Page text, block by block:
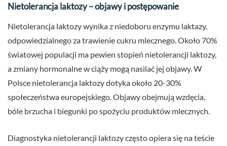
Nietolerancja laktozy – objawy i postępowanie
Nietolerancja laktozy wynika z niedoboru enzymu laktazy,
odpowiedzialnego za trawienie cukru mlecznego. Około 70%
światowej populacji ma pewien stopień nietolerancji laktozy,
a zmiany hormonalne w ciąży mogą nasilać jej objawy. W
Polsce nietolerancja laktozy dotyka około 20-30%
społeczeństwa europejskiego. Objawy obejmują wzdęcia,
bóle brzucha i biegunki po spożyciu produktów mlecznych.
Diagnostyka nietolerancji laktozy często opiera się na teście